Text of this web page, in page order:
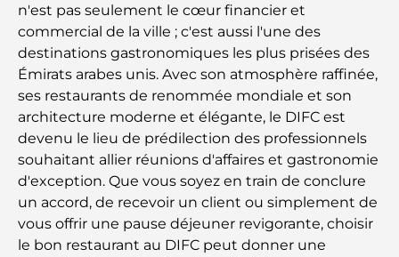
n'est pas seulement le cœur financier et
commercial de la ville ; c'est aussi l'une des
destinations gastronomiques les plus prisées des
Émirats arabes unis. Avec son atmosphère raffinée,
ses restaurants de renommée mondiale et son
architecture moderne et élégante, le DIFC est
devenu le lieu de prédilection des professionnels
souhaitant allier réunions d'affaires et gastronomie
d'exception. Que vous soyez en train de conclure
un accord, de recevoir un client ou simplement de
vous offrir une pause déjeuner revigorante, choisir
le bon restaurant au DIFC peut donner une